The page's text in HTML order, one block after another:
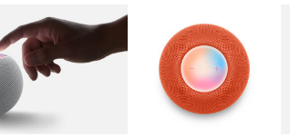
图库 图像 图库 图像